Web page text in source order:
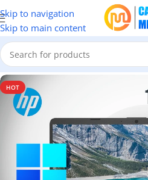
Skip to navigation
Skip to main content
Accueil/INFORMATIQUE/Portables
HOT